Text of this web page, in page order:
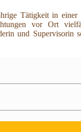
Tätigkeit in
vor Ort
und